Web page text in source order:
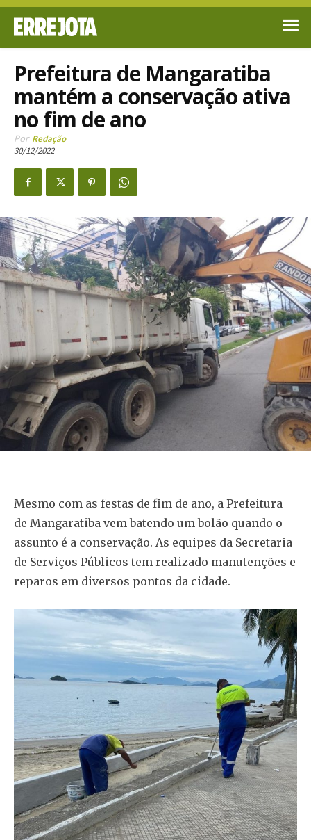
Prefeitura de Mangaratiba
mantém a conservação ativa
no fim de ano
Por Redação
30/12/2022
Mesmo com as festas de fim de ano, a Prefeitura
de Mangaratiba vem batendo um bolão quando o
assunto é a conservação. As equipes da Secretaria
de Serviços Públicos tem realizado manutenções e
reparos em diversos pontos da cidade.